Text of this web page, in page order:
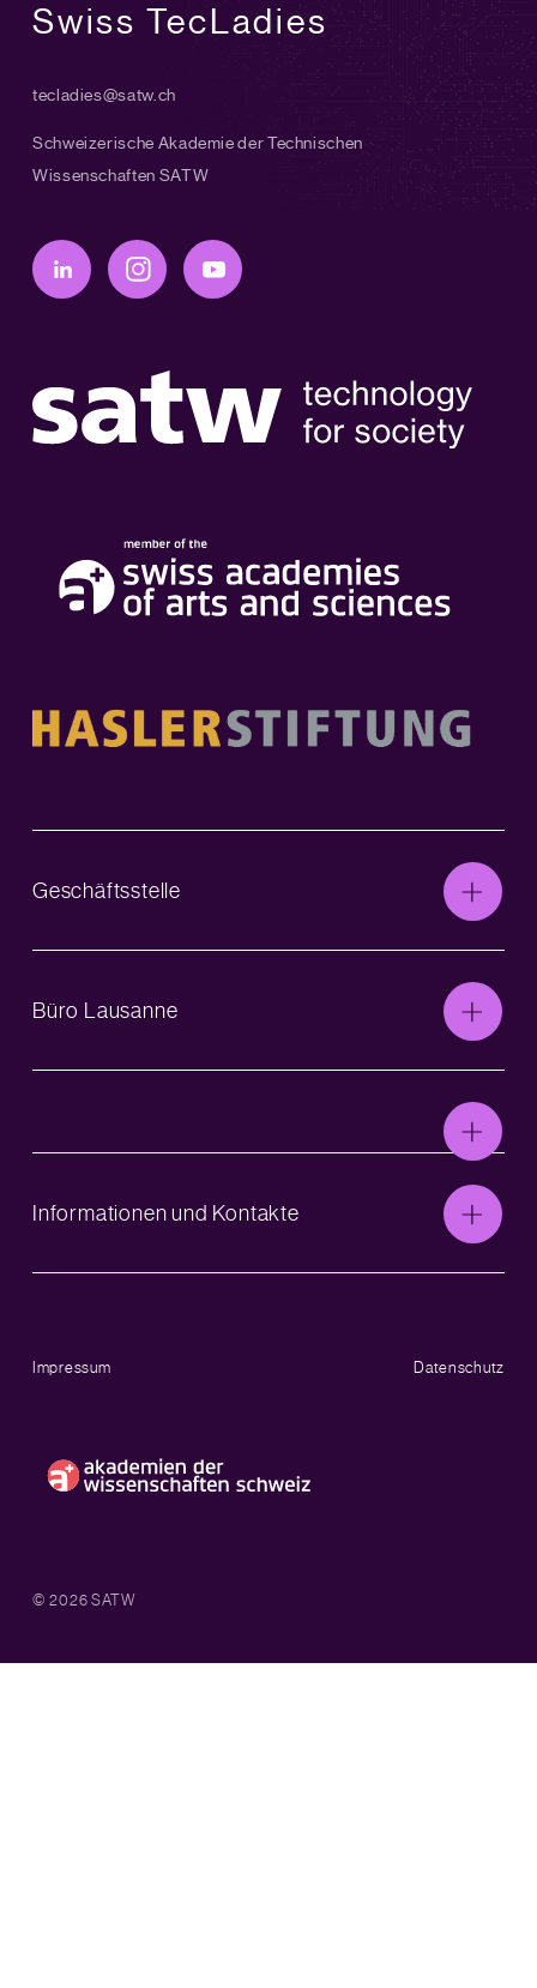
Swiss TecLadies
tecladies@satw.ch
Schweizerische Akademie der Technischen
Wissenschaften SATW
Geschäftsstelle
Büro Lausanne
Informationen und Kontakte
Impressum Datenschutz
© 2026 SATW